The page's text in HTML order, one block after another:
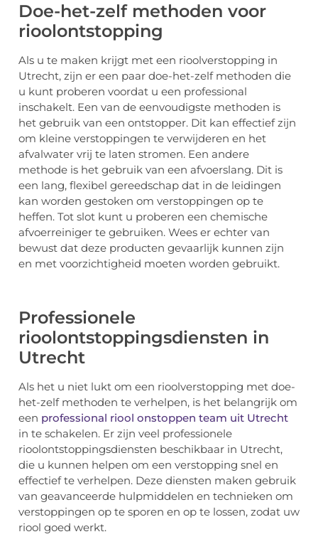
Doe-het-zelf methoden voor
rioolontstopping
Als u te maken krijgt met een rioolverstopping in
Utrecht, zijn er een paar doe-het-zelf methoden die
u kunt proberen voordat u een professional
inschakelt. Een van de eenvoudigste methoden is
het gebruik van een ontstopper. Dit kan effectief zijn
om kleine verstoppingen te verwijderen en het
afvalwater vrij te laten stromen. Een andere
methode is het gebruik van een afvoerslang. Dit is
een lang, flexibel gereedschap dat in de leidingen
kan worden gestoken om verstoppingen op te
heffen. Tot slot kunt u proberen een chemische
afvoerreiniger te gebruiken. Wees er echter van
bewust dat deze producten gevaarlijk kunnen zijn
en met voorzichtigheid moeten worden gebruikt.
Professionele
rioolontstoppingsdiensten in
Utrecht
Als het u niet lukt om een rioolverstopping met doe-
het-zelf methoden te verhelpen, is het belangrijk om
een professional riool onstoppen team uit Utrecht
in te schakelen. Er zijn veel professionele
rioolontstoppingsdiensten beschikbaar in Utrecht,
die u kunnen helpen om een verstopping snel en
effectief te verhelpen. Deze diensten maken gebruik
van geavanceerde hulpmiddelen en technieken om
verstoppingen op te sporen en op te lossen, zodat uw
riool goed werkt.